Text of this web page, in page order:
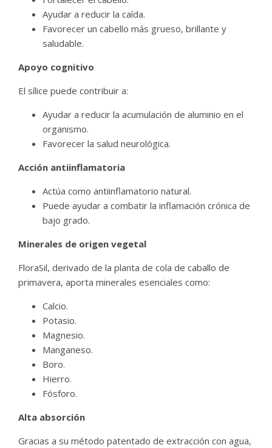
Ayudar a reducir la caída.
Favorecer un cabello más grueso, brillante y
saludable.
Apoyo cognitivo
El sílice puede contribuir a:
Ayudar a reducir la acumulación de aluminio en el
organismo.
Favorecer la salud neurológica.
Acción antiinflamatoria
Actúa como antiinflamatorio natural.
Puede ayudar a combatir la inflamación crónica de
bajo grado.
Minerales de origen vegetal
FloraSil, derivado de la planta de cola de caballo de
primavera, aporta minerales esenciales como:
Calcio.
Potasio.
Magnesio.
Manganeso.
Boro.
Hierro.
Fósforo.
Alta absorción
Gracias a su método patentado de extracción con agua,